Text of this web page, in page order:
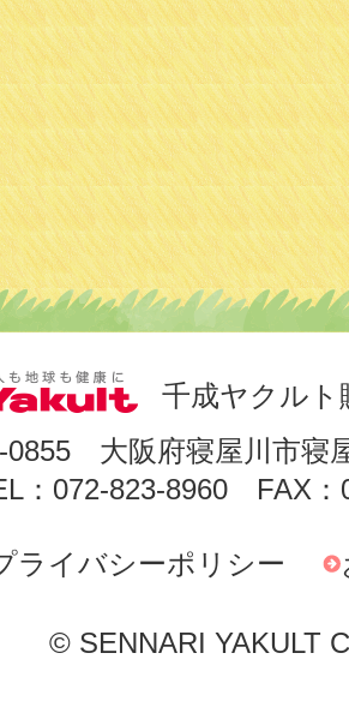
千成ヤクルト
0855 大阪府寝屋川市寝
：072-823-8960 FAX：
ライバシーポリシー
© SENNARI YAKULT